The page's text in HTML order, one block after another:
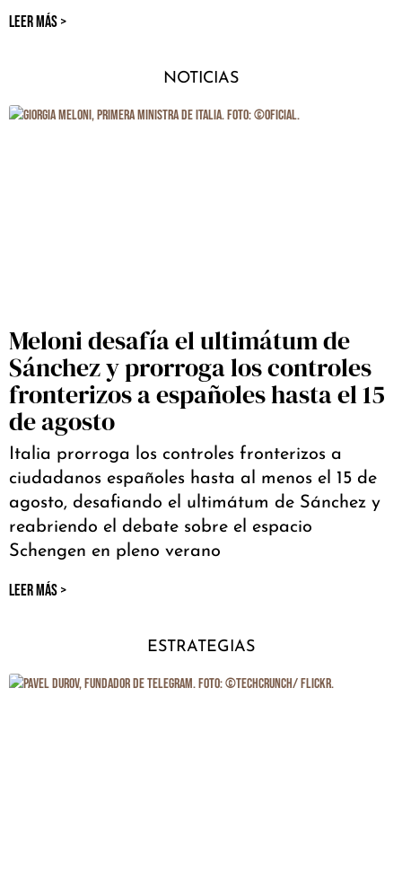
LEER MÁS >
NOTICIAS
Meloni desafía el ultimátum de
Sánchez y prorroga los controles
fronterizos a españoles hasta el 15
de agosto
Italia prorroga los controles fronterizos a
ciudadanos españoles hasta al menos el 15 de
agosto, desafiando el ultimátum de Sánchez y
reabriendo el debate sobre el espacio
Schengen en pleno verano
LEER MÁS >
ESTRATEGIAS